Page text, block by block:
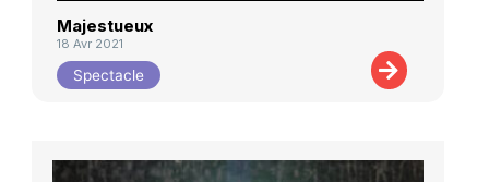
Majestueux
18 Avr 2021
Spectacle